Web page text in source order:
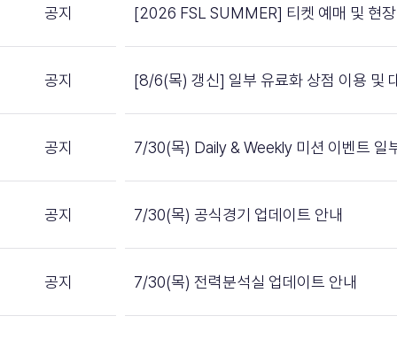
공지 [2026 FSL SUMMER] 티켓 예매 및 현
공지 [8/6(목) 갱신] 일부 유료화 상점 이용 및
공지 7/30(목) Daily & Weekly 미션 이벤트 일
공지 7/30(목) 공식경기 업데이트 안내
공지 7/30(목) 전력분석실 업데이트 안내